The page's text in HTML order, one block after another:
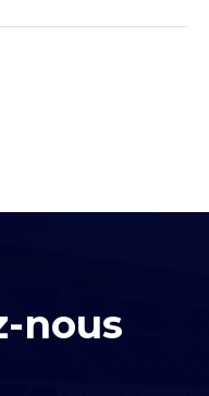
nous